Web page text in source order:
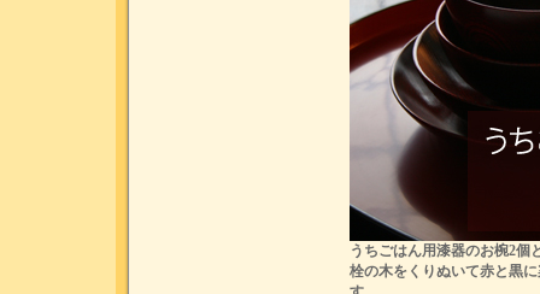
うちごはん用漆器のお椀2個
栓の木をくりぬいて赤と黒